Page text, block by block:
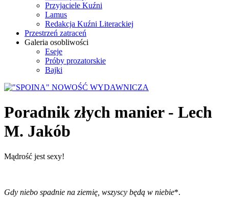
Przyjaciele Kuźni
Lamus
Redakcja Kuźni Literackiej
Przestrzeń zatraceń
Galeria osobliwości
Eseje
Próby prozatorskie
Bajki
Poradnik złych manier - Lech
M. Jakób
Mądrość jest sexy!
Gdy niebo spadnie na ziemię, wszyscy będą w niebie*.